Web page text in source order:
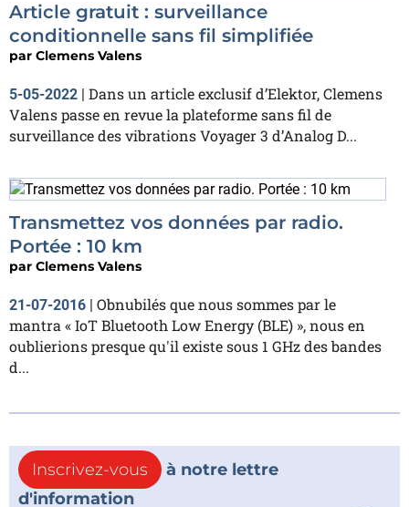
Article gratuit : surveillance
conditionnelle sans fil simplifiée
par Clemens Valens
5-05-2022 | Dans un article exclusif d’Elektor, Clemens
Valens passe en revue la plateforme sans fil de
surveillance des vibrations Voyager 3 d’Analog D...
Transmettez vos données par radio.
Portée : 10 km
par Clemens Valens
21-07-2016 | Obnubilés que nous sommes par le
mantra « IoT Bluetooth Low Energy (BLE) », nous en
oublierions presque qu'il existe sous 1 GHz des bandes
d...
Inscrivez-vous
à notre lettre
d'information